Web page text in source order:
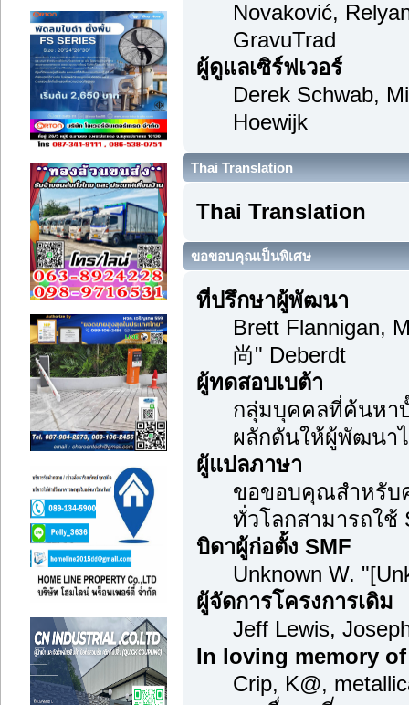
Novaković,
GravuTrad
ผู้ดูแลเซิร์ฟเวอร์
Derek Schwab,
Hoewijk
Thai Translation
Thai Translation
ขอขอบคุณเป็นพิเศษ
ที่ปรึกษาผู้พัฒนา
Brett Flannigan,
尚" Deberdt
ผู้ทดสอบเบต้า
กลุ่มบุคคลที่ค้นหา
ผลักดันให้ผู้พัฒนา
ผู้แปลภาษา
ขอขอบคุณสำหรับ
ทั่วโลกสามารถใช้
บิดาผู้ก่อตั้ง SMF
Unknown W.
ผู้จัดการโครงการเดิม
Jeff Lewis,
In loving memory of
Crip, K@,